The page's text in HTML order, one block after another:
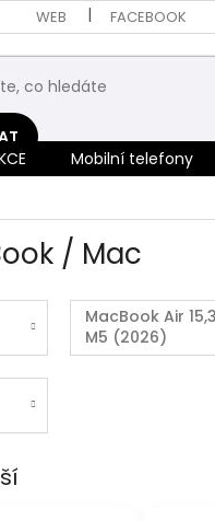
WEB FACEBOOK
Mobilní telefony
/ Mac
MacBook Air
M5 (2026)